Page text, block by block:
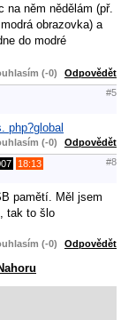
něm nědělám (př.
obrazovka) a
do modré
(-0) Odpovědět
#5
php?global
(-0) Odpovědět
18:13 #8
pamětí. Měl jsem
tak to šlo
(-0) Odpovědět